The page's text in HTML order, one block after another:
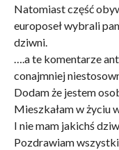
Natomiast część
europoseł wybrali
dziwni.
….a te komentarze
conajmniej
Dodam że jestem
Mieszkałam w życiu
I nie mam jakichś
Pozdrawiam